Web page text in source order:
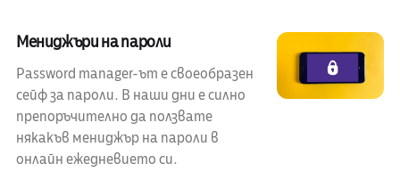
Мениджъри на пароли
Password manager-ът е своеобразен
сейф за пароли. В наши дни е силно
препоръчително да ползвате
някакъв мениджър на пароли в
онлайн ежедневието си.